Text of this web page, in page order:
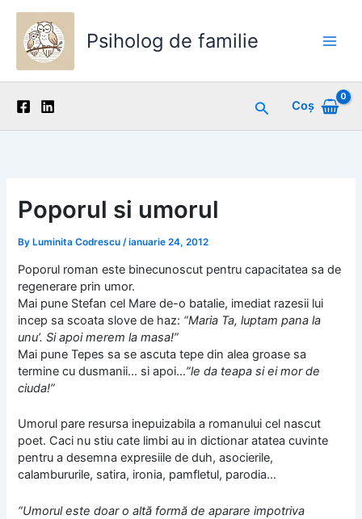
content
Psiholog de familie
SearchCoș
Poporul si umorul
By Luminita Codrescu/ianuarie 24, 2012
Poporul roman este binecunoscut pentru capacitatea sa de
regenerare prin umor.
Mai pune Stefan cel Mare de-o batalie, imediat razesii lui
incep sa scoata slove de haz: “Maria Ta, luptam pana la
unu’. Si apoi merem la masa!”
Mai pune Tepes sa se ascuta tepe din alea groase sa
termine cu dusmanii… si apoi…”le da teapa si ei mor de
ciuda!”
Umorul pare resursa inepuizabila a romanului cel nascut
poet. Caci nu stiu cate limbi au in dictionar atatea cuvinte
pentru a desemna expresiile de duh, asocierile,
calambururile, satira, ironia, pamfletul, parodia…
“Umorul este doar o altă formă de aparare impotriva